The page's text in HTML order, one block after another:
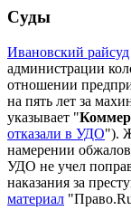
Суды
Ивановский райсуд
администрации
отношении
на пять лет за
указывает "
отказали в УДО").
намерении
УДО не учел
наказания за
материал